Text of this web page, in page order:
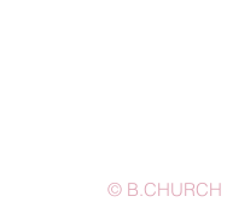
© B.CHURCH